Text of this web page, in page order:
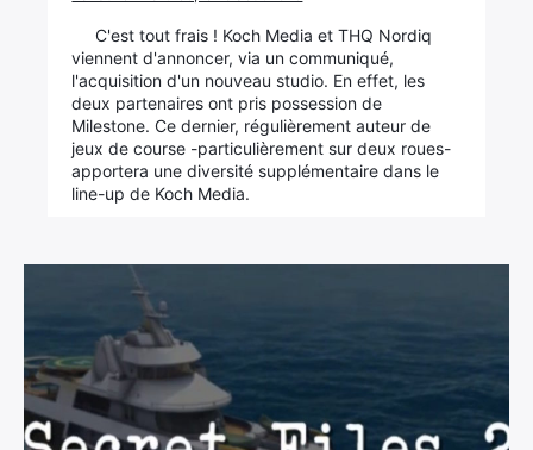
C'est tout frais ! Koch Media et THQ Nordiq
viennent d'annoncer, via un communiqué,
l'acquisition d'un nouveau studio. En effet, les
deux partenaires ont pris possession de
Milestone. Ce dernier, régulièrement auteur de
jeux de course -particulièrement sur deux roues-
apportera une diversité supplémentaire dans le
line-up de Koch Media.